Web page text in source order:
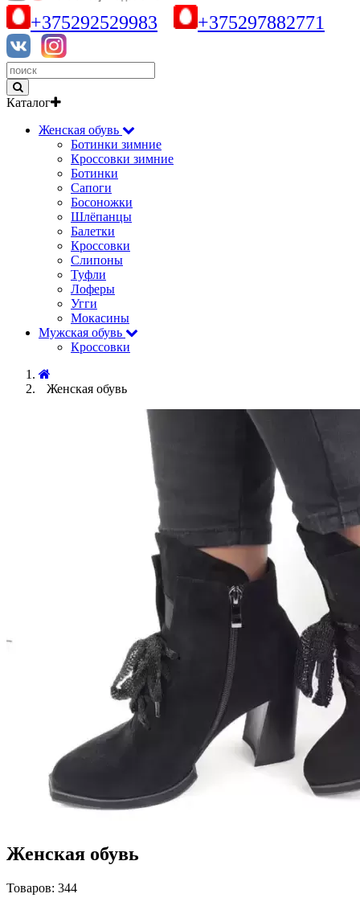
+375292529983 +375297882771
Каталог
Женская обувь
Ботинки зимние
Кроссовки зимние
Ботинки
Сапоги
Босоножки
Шлёпанцы
Балетки
Кроссовки
Слипоны
Туфли
Лоферы
Угги
Мокасины
Мужская обувь
Кроссовки
Женская обувь
Женская обувь
Товаров: 344